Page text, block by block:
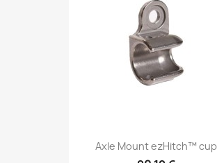
Axle Mount ezHitch™ cup